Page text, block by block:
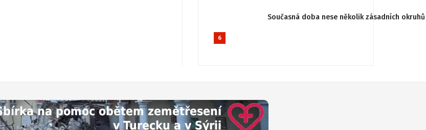
6
Současná doba nese několik zásadních